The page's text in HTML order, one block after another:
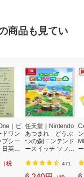
商品も見てい
｜ビ
ドワン
プシー
英対
ト ブ
（税
任天堂｜Nintendo
あつまれ どうぶ
つの森[ニンテンド
ースイッチ ソフ
471